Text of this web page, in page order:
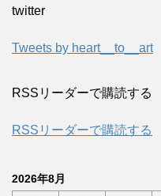
twitter
Tweets by heart__to__art
RSSリーダーで購読する
RSSリーダーで購読する
2026年8月